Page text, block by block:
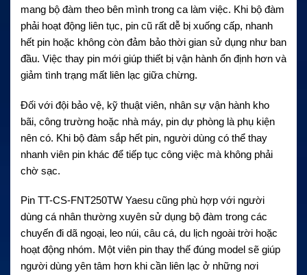
mang bộ đàm theo bên mình trong ca làm việc. Khi bộ đàm
phải hoạt động liên tục, pin cũ rất dễ bị xuống cấp, nhanh
hết pin hoặc không còn đảm bảo thời gian sử dụng như ban
đầu. Việc thay pin mới giúp thiết bị vận hành ổn định hơn và
giảm tình trạng mất liên lạc giữa chừng.
Đối với đội bảo vệ, kỹ thuật viên, nhân sự vận hành kho
bãi, công trường hoặc nhà máy, pin dự phòng là phụ kiện
nên có. Khi bộ đàm sắp hết pin, người dùng có thể thay
nhanh viên pin khác để tiếp tục công việc mà không phải
chờ sạc.
Pin TT-CS-FNT250TW Yaesu cũng phù hợp với người
dùng cá nhân thường xuyên sử dụng bộ đàm trong các
chuyến đi dã ngoại, leo núi, câu cá, du lịch ngoài trời hoặc
hoạt động nhóm. Một viên pin thay thế đúng model sẽ giúp
người dùng yên tâm hơn khi cần liên lạc ở những nơi